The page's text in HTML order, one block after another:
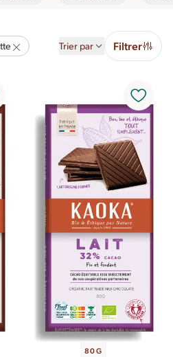
Trier par Filtrer
80G